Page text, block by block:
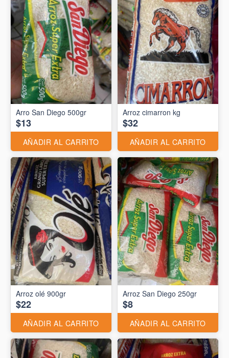
Arro San Diego 500gr
$13
AÑADIR AL CARRITO
Arroz cimarron kg
$32
AÑADIR AL CARRITO
Arroz olé 900gr
$22
AÑADIR AL CARRITO
Arroz San Diego 250gr
$8
AÑADIR AL CARRITO